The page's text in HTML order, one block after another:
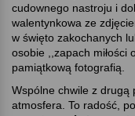
cudownego nastroju i
walentynkowa ze
w święto zakochanych
osobie ,,zapach miłości
pamiątkową fotografią.
Wspólne chwile z drugą
atmosfera. To radość,